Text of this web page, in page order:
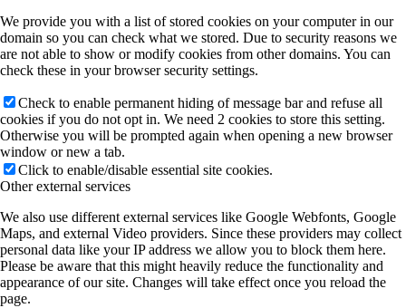
We provide you with a list of stored cookies on your computer in our
domain so you can check what we stored. Due to security reasons we
are not able to show or modify cookies from other domains. You can
check these in your browser security settings.
Check to enable permanent hiding of message bar and refuse all
cookies if you do not opt in. We need 2 cookies to store this setting.
Otherwise you will be prompted again when opening a new browser
window or new a tab.
Click to enable/disable essential site cookies.
Other external services
We also use different external services like Google Webfonts, Google
Maps, and external Video providers. Since these providers may collect
personal data like your IP address we allow you to block them here.
Please be aware that this might heavily reduce the functionality and
appearance of our site. Changes will take effect once you reload the
page.